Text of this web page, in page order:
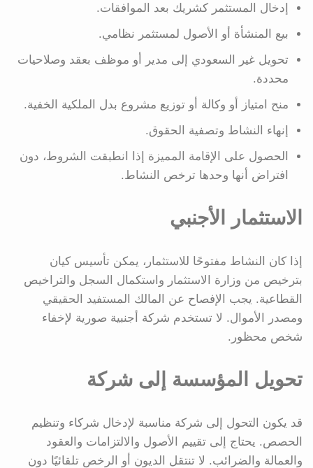
إدخال المستثمر كشريك بعد الموافقات.
بيع المنشأة أو الأصول لمستثمر نظامي.
تحويل غير السعودي إلى مدير أو موظف بعقد وصلاحيات
محددة.
منح امتياز أو وكالة أو توزيع مشروع بدل الملكية الخفية.
إنهاء النشاط وتصفية الحقوق.
الحصول على الإقامة المميزة إذا انطبقت الشروط، دون
افتراض أنها وحدها ترخص النشاط.
الاستثمار الأجنبي
إذا كان النشاط مفتوحًا للاستثمار، يمكن تأسيس كيان
بترخيص من وزارة الاستثمار واستكمال السجل والتراخيص
القطاعية. يجب الإفصاح عن المالك المستفيد الحقيقي
ومصدر الأموال. لا تستخدم شركة أجنبية صورية لإخفاء
شخص محظور.
تحويل المؤسسة إلى شركة
قد يكون التحول إلى شركة مناسبة لإدخال شركاء وتنظيم
الحصص. يحتاج إلى تقييم الأصول والالتزامات والعقود
والعمالة والضرائب. لا تنتقل الديون أو الرخص تلقائيًا دون